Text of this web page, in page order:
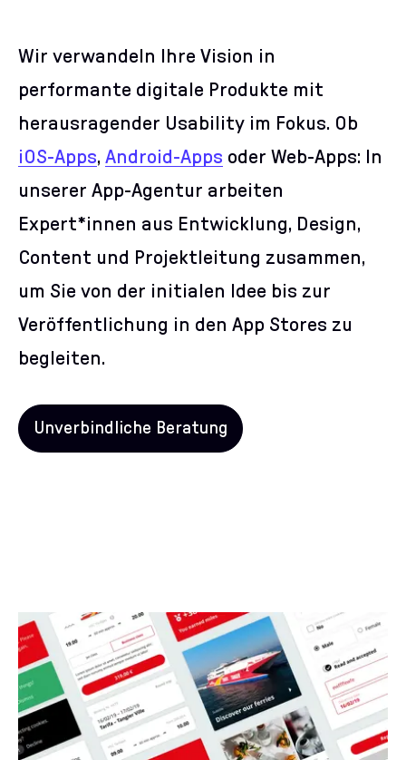
Wir verwandeln Ihre Vision in
performante digitale Produkte mit
herausragender Usability im Fokus. Ob
iOS-Apps, Android-Apps oder Web-Apps: In
unserer App-Agentur arbeiten
Expert*innen aus Entwicklung, Design,
Content und Projektleitung zusammen,
um Sie von der initialen Idee bis zur
Veröffentlichung in den App Stores zu
begleiten.
Unverbindliche Beratung